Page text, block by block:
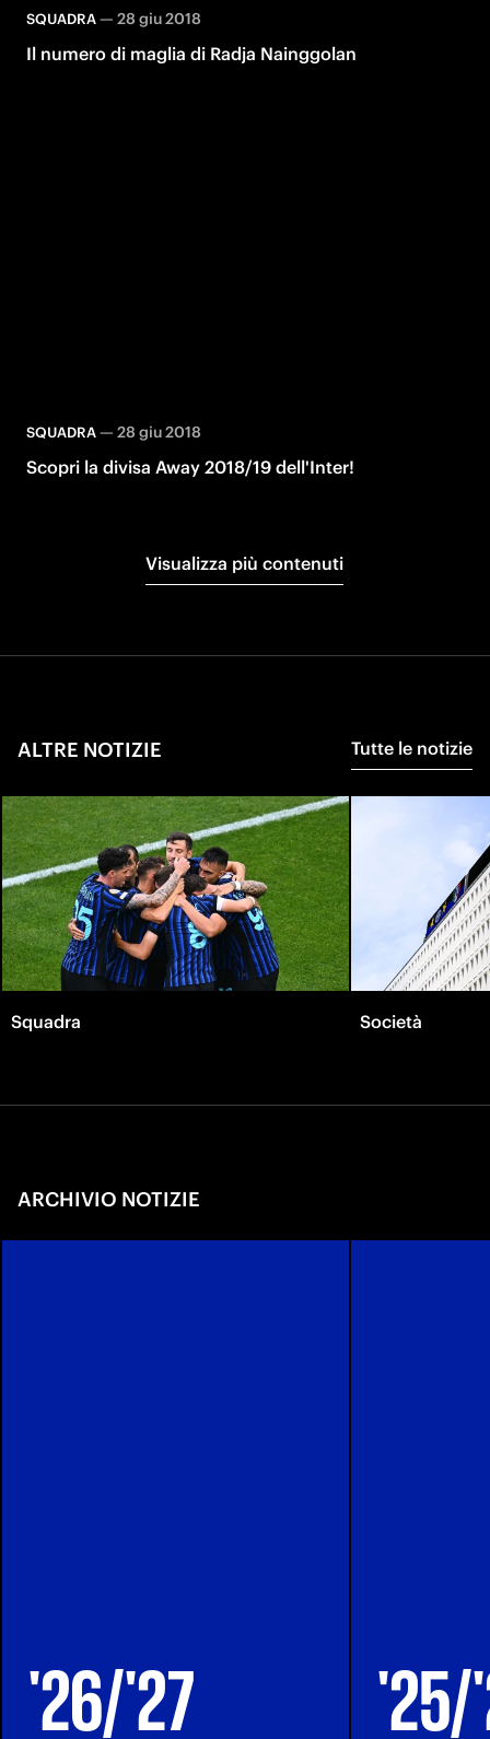
SQUADRA— 28 giu 2018
Il numero di maglia di Radja Nainggolan
SQUADRA— 28 giu 2018
Scopri la divisa Away 2018/19 dell'Inter!
Visualizza più contenuti
ALTRE NOTIZIE Tutte le notizie
Squadra Società
ARCHIVIO NOTIZIE
'26/'27 '25/